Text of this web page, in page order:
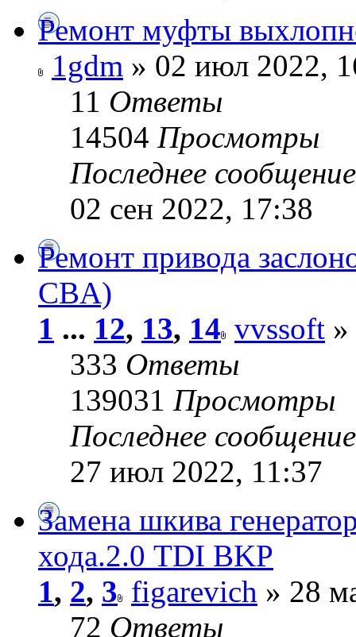
Ремонт муфты
1gdm » 02 июл 2022,
11 Ответы
14504 Просмотры
Последнее
02 сен 2022, 17:38
Ремонт привода
CBA)
1 ... 12, 13, 14 vvssoft »
333 Ответы
139031 Просмотры
Последнее
27 июл 2022, 11:37
Замена шкива
хода.2.0 TDI BKP
1, 2, 3 figarevich » 28
72 Ответы